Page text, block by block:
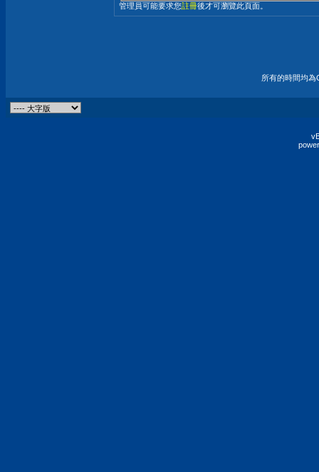
管理員可能要求您註冊後才可瀏覽此頁面。
所有的時間均為